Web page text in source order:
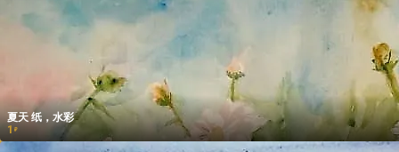
夏天 纸，水彩
1 ₽